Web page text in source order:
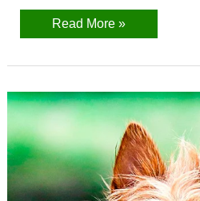
Read More »
Terrier
Australiano
(australian